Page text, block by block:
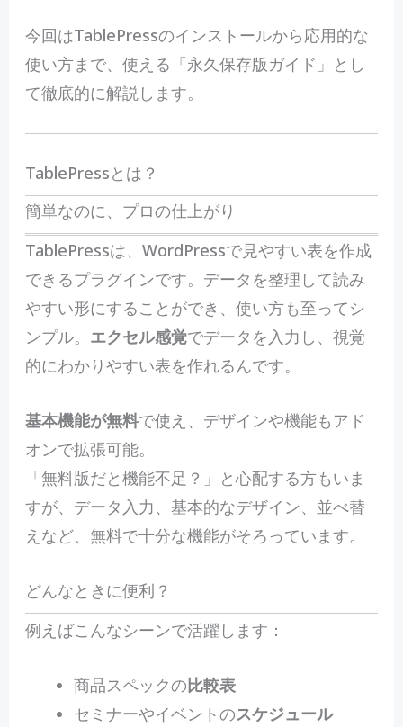
今回はTablePressのインストールから応用的な
使い方まで、使える「永久保存版ガイド」とし
て徹底的に解説します。
TablePressとは？
簡単なのに、プロの仕上がり
TablePressは、WordPressで見やすい表を作成
できるプラグインです。データを整理して読み
やすい形にすることができ、使い方も至ってシ
ンプル。 エクセル感覚でデータを入力し、視覚
的にわかりやすい表を作れるんです。
基本機能が無料で使え、デザインや機能もアド
オンで拡張可能。
「無料版だと機能不足？」と心配する方もいま
すが、データ入力、基本的なデザイン、並べ替
えなど、無料で十分な機能がそろっています。
どんなときに便利？
例えばこんなシーンで活躍します：
商品スペックの比較表
セミナーやイベントのスケジュール